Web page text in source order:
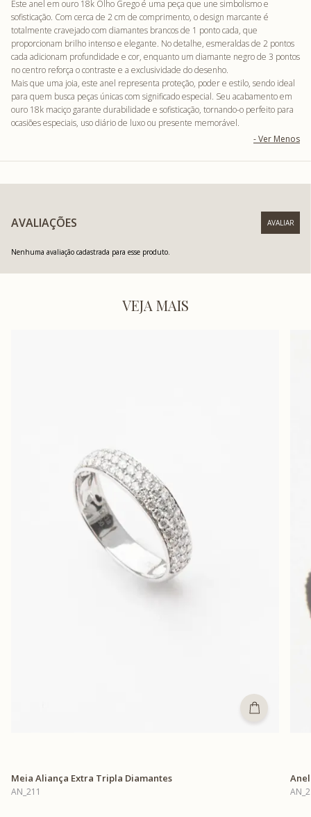
Este anel em ouro 18k Olho Grego é uma peça que une simbolismo e
sofisticação. Com cerca de 2 cm de comprimento, o design marcante é
totalmente cravejado com diamantes brancos de 1 ponto cada, que
proporcionam brilho intenso e elegante. No detalhe, esmeraldas de 2 pontos
cada adicionam profundidade e cor, enquanto um diamante negro de 3 pontos
no centro reforça o contraste e a exclusividade do desenho.
Mais que uma joia, este anel representa proteção, poder e estilo, sendo ideal
para quem busca peças únicas com significado especial. Seu acabamento em
ouro 18k maciço garante durabilidade e sofisticação, tornando-o perfeito para
ocasiões especiais, uso diário de luxo ou presente memorável.
AVALIAÇÕES
Nenhuma avaliação cadastrada para esse produto.
VEJA MAIS
Meia Aliança Extra Tripla Diamantes
AN_211